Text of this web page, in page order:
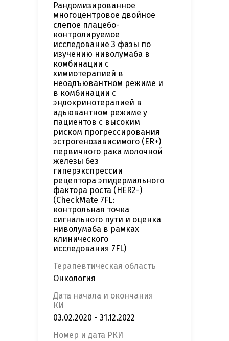
Рандомизированное
многоцентровое двойное
слепое плацебо-
контролируемое
исследование 3 фазы по
изучению ниволумаба в
комбинации с
химиотерапией в
неоадъювантном режиме и
в комбинации с
эндокринотерапией в
адьювантном режиме у
пациентов с высоким
риском прогрессирования
эстрогенозависимого (ER+)
первичного рака молочной
железы без
гиперэкспрессии
рецептора эпидермального
фактора роста (HER2-)
(CheckMate 7FL:
контрольная точка
сигнального пути и оценка
ниволумаба в рамках
клинического
исследования 7FL)
Терапевтическая область
Онкология
Дата начала и окончания
КИ
03.02.2020 - 31.12.2022
Номер и дата РКИ